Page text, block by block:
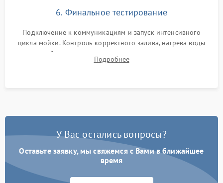
6. Финальное тестирование
Подключение к коммуникациям и запуск интенсивного
цикла мойки. Контроль корректного залива, нагрева воды
до нужной температуры, отсутствия посторонних шумов,
штатного слива и абсолютной сухости в поддоне.
Подробнее
У Вас остались вопросы?
Оставьте заявку, мы свяжемся с Вами в ближайшее
время